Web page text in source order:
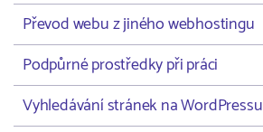
Převod webu z jiného webhostingu
Podpůrné prostředky při práci
Vyhledávání stránek na WordPressu